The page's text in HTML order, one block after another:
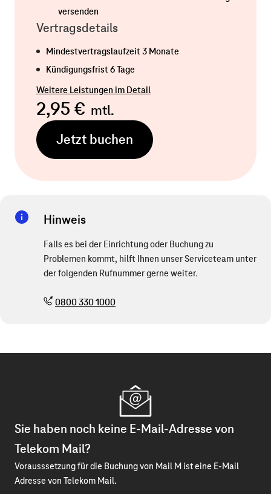
versenden
Vertragsdetails
Mindestvertragslaufzeit 3 Monate
Kündigungsfrist 6 Tage
Weitere Leistungen im Detail
2,95 € mtl.
Jetzt buchen
Hinweis
Falls es bei der Einrichtung oder Buchung zu
Problemen kommt, hilft Ihnen unser Serviceteam unter
der folgenden Rufnummer gerne weiter.
0800 330 1000
Sie haben noch keine E-Mail-Adresse von
Telekom Mail?
Vorausssetzung für die Buchung von Mail M ist eine E-Mail
Adresse von Telekom Mail.